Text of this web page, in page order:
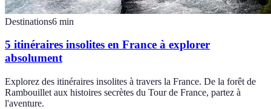
Destinations6 min
5 itinéraires insolites en France à explorer
absolument
Explorez des itinéraires insolites à travers la France. De la forêt de
Rambouillet aux histoires secrètes du Tour de France, partez à
l'aventure.